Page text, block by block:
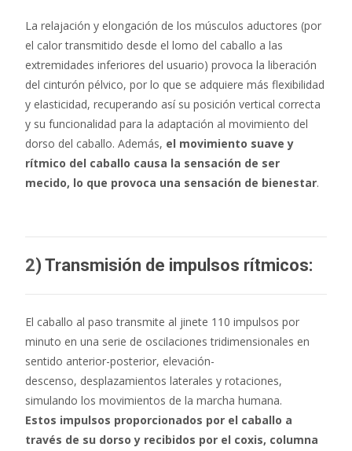
La relajación y elongación de los músculos aductores (por
el calor transmitido desde el lomo del caballo a las
extremidades inferiores del usuario) provoca la liberación
del cinturón pélvico, por lo que se adquiere más flexibilidad
y elasticidad, recuperando así su posición vertical correcta
y su funcionalidad para la adaptación al movimiento del
dorso del caballo. Además, el movimiento suave y
rítmico del caballo causa la sensación de ser
mecido, lo que provoca una sensación de bienestar.
2) Transmisión de impulsos rítmicos:
El caballo al paso transmite al jinete 110 impulsos por
minuto en una serie de oscilaciones tridimensionales en
sentido anterior-posterior, elevación-
descenso, desplazamientos laterales y rotaciones,
simulando los movimientos de la marcha humana.
Estos impulsos proporcionados por el caballo a
través de su dorso y recibidos por el coxis, columna